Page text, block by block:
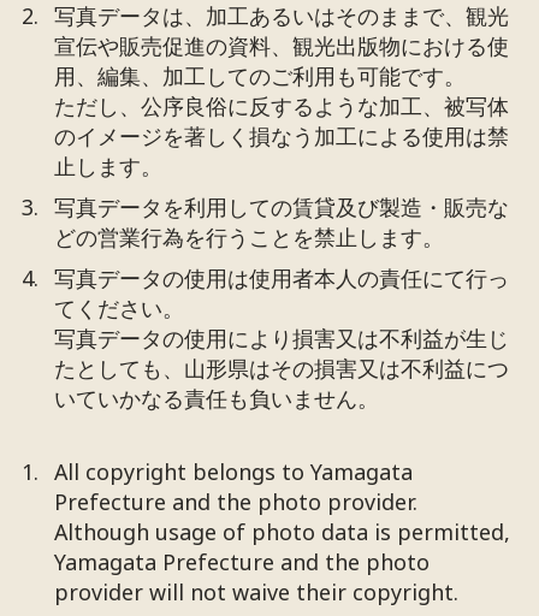
写真データは、加工あるいはそのままで、観光
宣伝や販売促進の資料、観光出版物における使
用、編集、加工してのご利用も可能です。
ただし、公序良俗に反するような加工、被写体
のイメージを著しく損なう加工による使用は禁
止します。
写真データを利用しての賃貸及び製造・販売な
どの営業行為を行うことを禁止します。
写真データの使用は使用者本人の責任にて行っ
てください。
写真データの使用により損害又は不利益が生じ
たとしても、山形県はその損害又は不利益につ
いていかなる責任も負いません。
All copyright belongs to Yamagata
Prefecture and the photo provider.
Although usage of photo data is permitted,
Yamagata Prefecture and the photo
provider will not waive their copyright.